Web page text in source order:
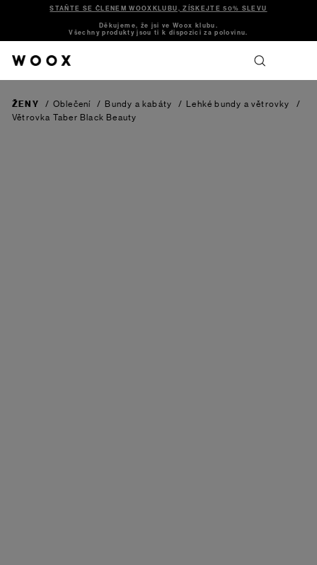
STAŇTE SE ČLENEM WOOXKLUBU, ZÍSKEJTE 50% SLEVU
Děkujeme, že jsi ve Woox klubu.
Všechny produkty jsou ti k dispozici za polovinu.
ŽENY / Oblečení / Bundy a kabáty / Lehké bundy a větrovky
/
Větrovka Taber Black Beauty